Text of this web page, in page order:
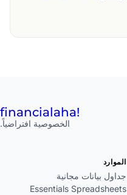
financialaha!
الخصوصية افتراضياً.
الموارد
جداول بيانات مجانية
Essentials Spreadsheets